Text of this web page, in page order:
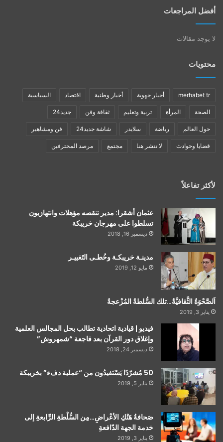
أفضل المراجعات
لا يوجد مقالات
محتويات
merhabet tr أخبار جهوية أخبار وطنية اقتصاد السياسية
الصحة المرأة تربية وتعليم ثقافة وفن جديد24
حول العالم رياضة سلايدر شاشة جديد24 فن ومشاهير
قضايا وحوادث لا تنشر هنا مجتمع مرصد المحترفين
لأكثر تفاعلاً
عثمان أشقرا: مدير تنقصه مؤهلات وانتهازيون
تسلطوا على مهرجان خريبكة
ديسمبر 16, 2018
مدينـة خريبكـة وخُطـى التَغييـر
مايو 12, 2019
اَلصَّحْوَةُ الثَّقافيَّةُ…تلك السُّلطةُ المُزْعجةُ
يناير 3, 2019
فيديو | قيادية اتحادية تطالب بحل المجالس العلمية
وإغلاق دور القرآن بعد فاجعة “شمهروش”
ديسمبر 24, 2018
50 مُشرّدًا يَسْتَفيدُون من “عملية دفء” بخريبكة
يناير 5, 2019
صَحافةُ هَتْكِ الأعْراضِ…مِن السُّلْطةِ الرِّابعةِ إلى
خدمة الجهة الدّافعةِ
يناير 3, 2019